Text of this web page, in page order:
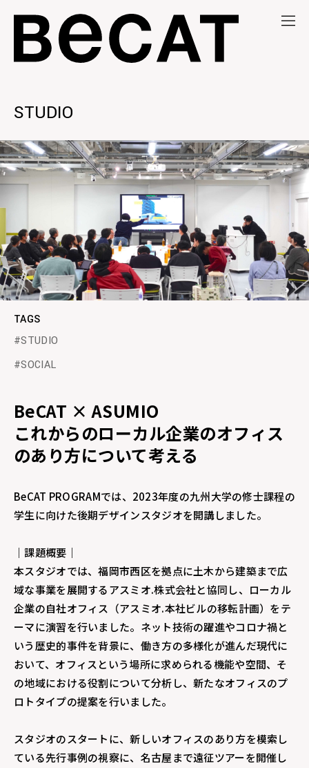
MENU
NEWS
ABOUT
MEMBER
STUDIO
MEDIA
FACEBOOK
TWITTER
BECAT.OFFICE@ARCH.KYUSHU-U.AC.JP
OPEN ON THE MAP
STUDIO
TAGS
#STUDIO
#SOCIAL
BeCAT × ASUMIO
これからのローカル企業のオフィス
のあり方について考える
BeCAT PROGRAMでは、2023年度の九州大学の修士課程の
学生に向けた後期デザインスタジオを開講しました。
｜課題概要｜
本スタジオでは、福岡市西区を拠点に土木から建築まで広
域な事業を展開するアスミオ.株式会社と協同し、ローカル
企業の自社オフィス（アスミオ.本社ビルの移転計画）をテ
ーマに演習を行いました。ネット技術の躍進やコロナ禍と
いう歴史的事件を背景に、働き方の多様化が進んだ現代に
おいて、オフィスという場所に求められる機能や空間、そ
の地域における役割について分析し、新たなオフィスのプ
ロトタイプの提案を行いました。
スタジオのスタートに、新しいオフィスのあり方を模索し
ている先行事例の視察に、名古屋まで遠征ツアーを開催し